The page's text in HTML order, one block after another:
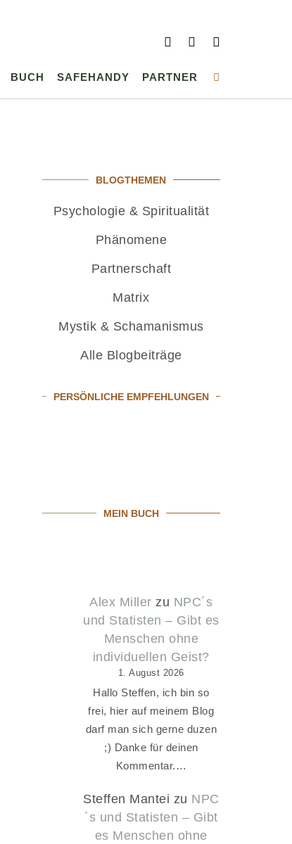
BUCH SAFEHANDY PARTNER
BLOGTHEMEN
Psychologie & Spiritualität
Phänomene
Partnerschaft
Matrix
Mystik & Schamanismus
Alle Blogbeiträge
PERSÖNLICHE EMPFEHLUNGEN
MEIN BUCH
Alex Miller zu NPC´s
und Statisten – Gibt es
Menschen ohne
individuellen Geist?
1. August 2026
Hallo Steffen, ich bin so
frei, hier auf meinem Blog
darf man sich gerne duzen
;) Danke für deinen
Kommentar.…
Steffen Mantei zu NPC
´s und Statisten – Gibt
es Menschen ohne